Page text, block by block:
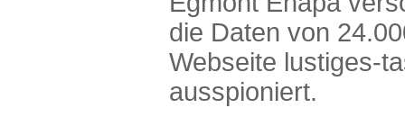
die Daten von
Webseite lustiges-
ausspioniert.